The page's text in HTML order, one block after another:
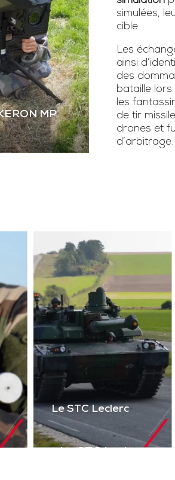
MP
poste de tir
MP. Permet
directe et
sur cibles
la
simulées,
cible.
Les
ainsi
des
bataille lors
les
de tir
drones et
d’arbitrage.
Le STC Leclerc